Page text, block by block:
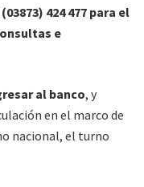
424 477 para el
e
al banco, y
en el marco de
nacional, el turno